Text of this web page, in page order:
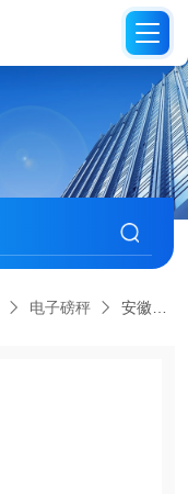
电子磅秤 安徽电子称，安徽地磅秤，安徽吊秤